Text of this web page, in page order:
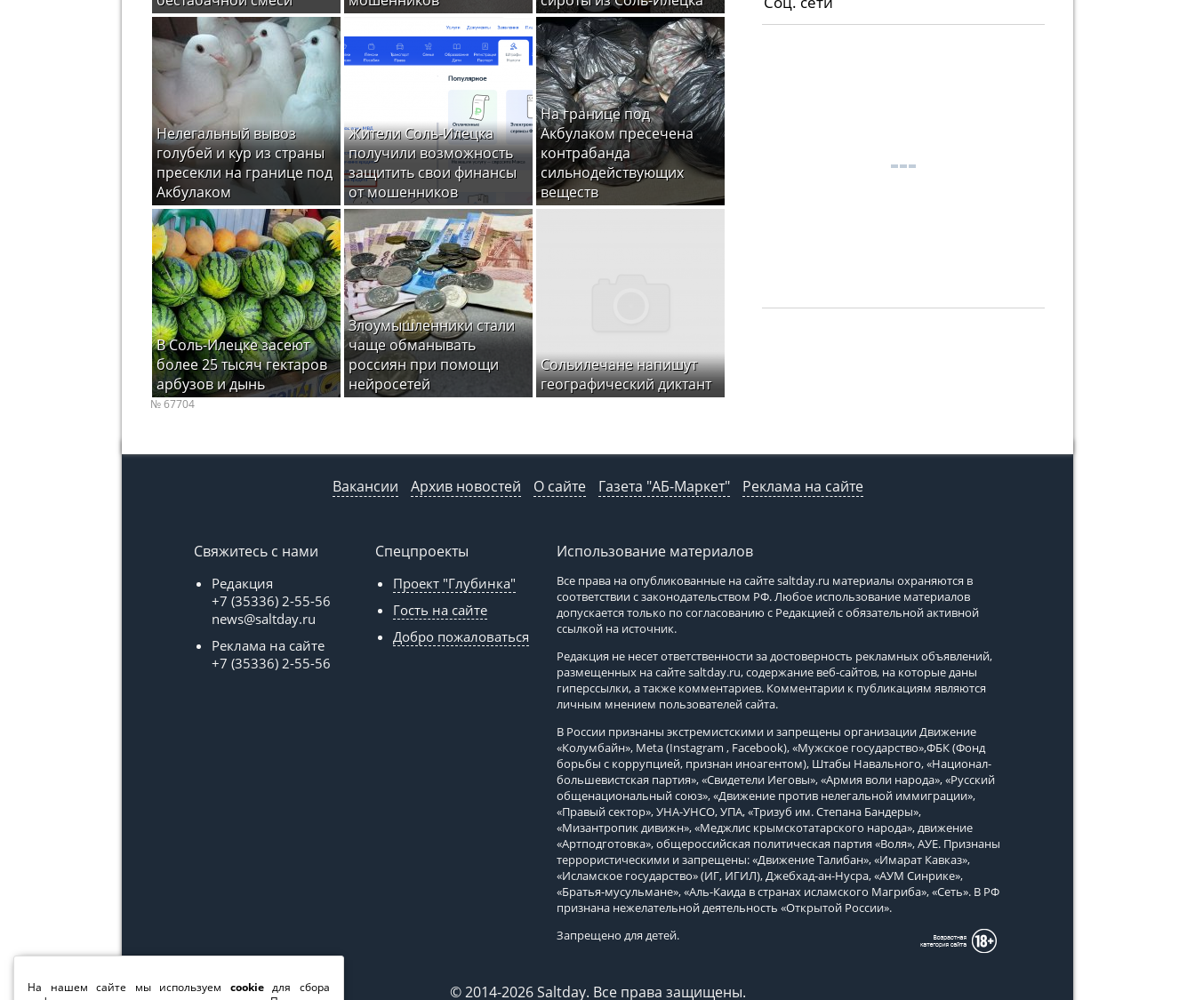
Нелегальный вывоз
голубей и кур из страны
пресекли на границе под
Акбулаком
Жители Соль-Илецка
получили возможность
защитить свои финансы
от мошенников
На границе под
Акбулаком пресечена
контрабанда
сильнодействующих
веществ
В Соль-Илецке засеют
более 25 тысяч гектаров
арбузов и дынь
Злоумышленники стали
чаще обманывать
россиян при помощи
нейросетей
Сольилечане напишут
географический диктант
№ 67704
Вакансии Архив новостей О сайте Газета "АБ-Маркет" Реклама на сайте
Свяжитесь с нами
Редакция
+7 (35336) 2-55-56
news@saltday.ru
Реклама на сайте
+7 (35336) 2-55-56
Спецпроекты
Проект "Глубинка"
Гость на сайте
Добро пожаловаться
Использование материалов
Все права на опубликованные на сайтеsaltday.ru материалы охраняются в
соответствии с законодательством РФ. Любое использование материалов
допускается только по согласованию с Редакцией с обязательной активной
ссылкой на источник.
Редакция не несет ответственности за достоверность рекламных объявлений,
размещенных на сайтеsaltday.ru, содержание веб-сайтов, на которые даны
гиперссылки, а также комментариев. Комментарии к публикациям являются
личным мнением пользователей сайта.
В России признаны экстремистскими и запрещены организации Движение
«Колумбайн», Meta (Instagram , Facebook), «Мужское государство»,ФБК (Фонд
борьбы с коррупцией, признан иноагентом), Штабы Навального, «Национал-
большевистская партия», «Свидетели Иеговы», «Армия воли народа», «Русский
общенациональный союз», «Движение против нелегальной иммиграции»,
«Правый сектор», УНА-УНСО, УПА, «Тризуб им. Степана Бандеры»,
«Мизантропик дивижн», «Меджлис крымскотатарского народа», движение
«Артподготовка», общероссийская политическая партия «Воля», АУЕ. Признаны
террористическими и запрещены: «Движение Талибан», «Имарат Кавказ»,
«Исламское государство» (ИГ, ИГИЛ), Джебхад-ан-Нусра, «АУМ Синрике»,
«Братья-мусульмане», «Аль-Каида в странах исламского Магриба», «Сеть». В РФ
признана нежелательной деятельность «Открытой России».
Запрещено для детей.
© 2014-2026 Saltday. Все права защищены.
На нашем сайте мы используем cookieдля сбора